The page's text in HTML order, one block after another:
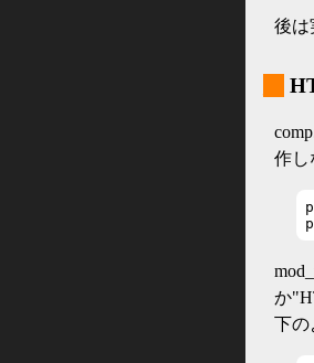
後は
作し
か
下の